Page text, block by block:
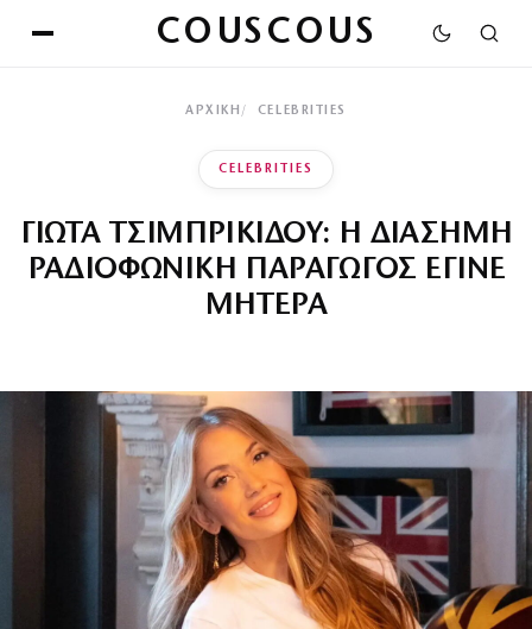
COUSCOUS
ΑΡΧΙΚΉ CELEBRITIES
CELEBRITIES
ΓΙΩΤΑ ΤΣΙΜΠΡΙΚΙΔΟΥ: Η ΔΙΑΣΗΜΗ
ΡΑΔΙΟΦΩΝΙΚΗ ΠΑΡΑΓΩΓΟΣ ΕΓΙΝΕ
ΜΗΤΕΡΑ